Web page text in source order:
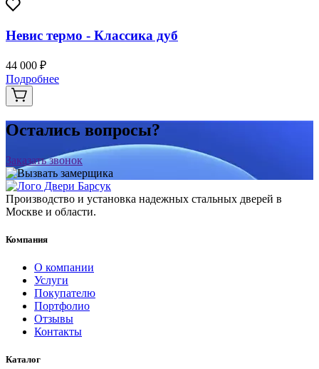
Невис термо - Классика дуб
44 000 ₽
Подробнее
Остались вопросы?
Заказать звонок
Производство и установка надежных стальных дверей в
Москве и области.
Компания
О компании
Услуги
Покупателю
Портфолио
Отзывы
Контакты
Каталог